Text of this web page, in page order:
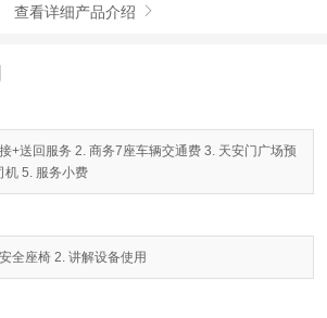
查看详细产品介绍 
+送回服务 2. 商务7座车辆交通费 3. 天安门广场预
机 5. 服务小费
全座椅 2. 讲解设备使用